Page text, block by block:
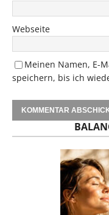
Webseite
Meinen Namen, E-
speichern, bis ich